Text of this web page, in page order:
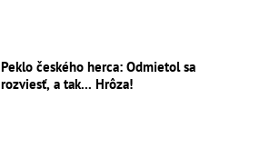
Peklo českého herca: Odmietol sa
rozviesť, a tak... Hrôza!